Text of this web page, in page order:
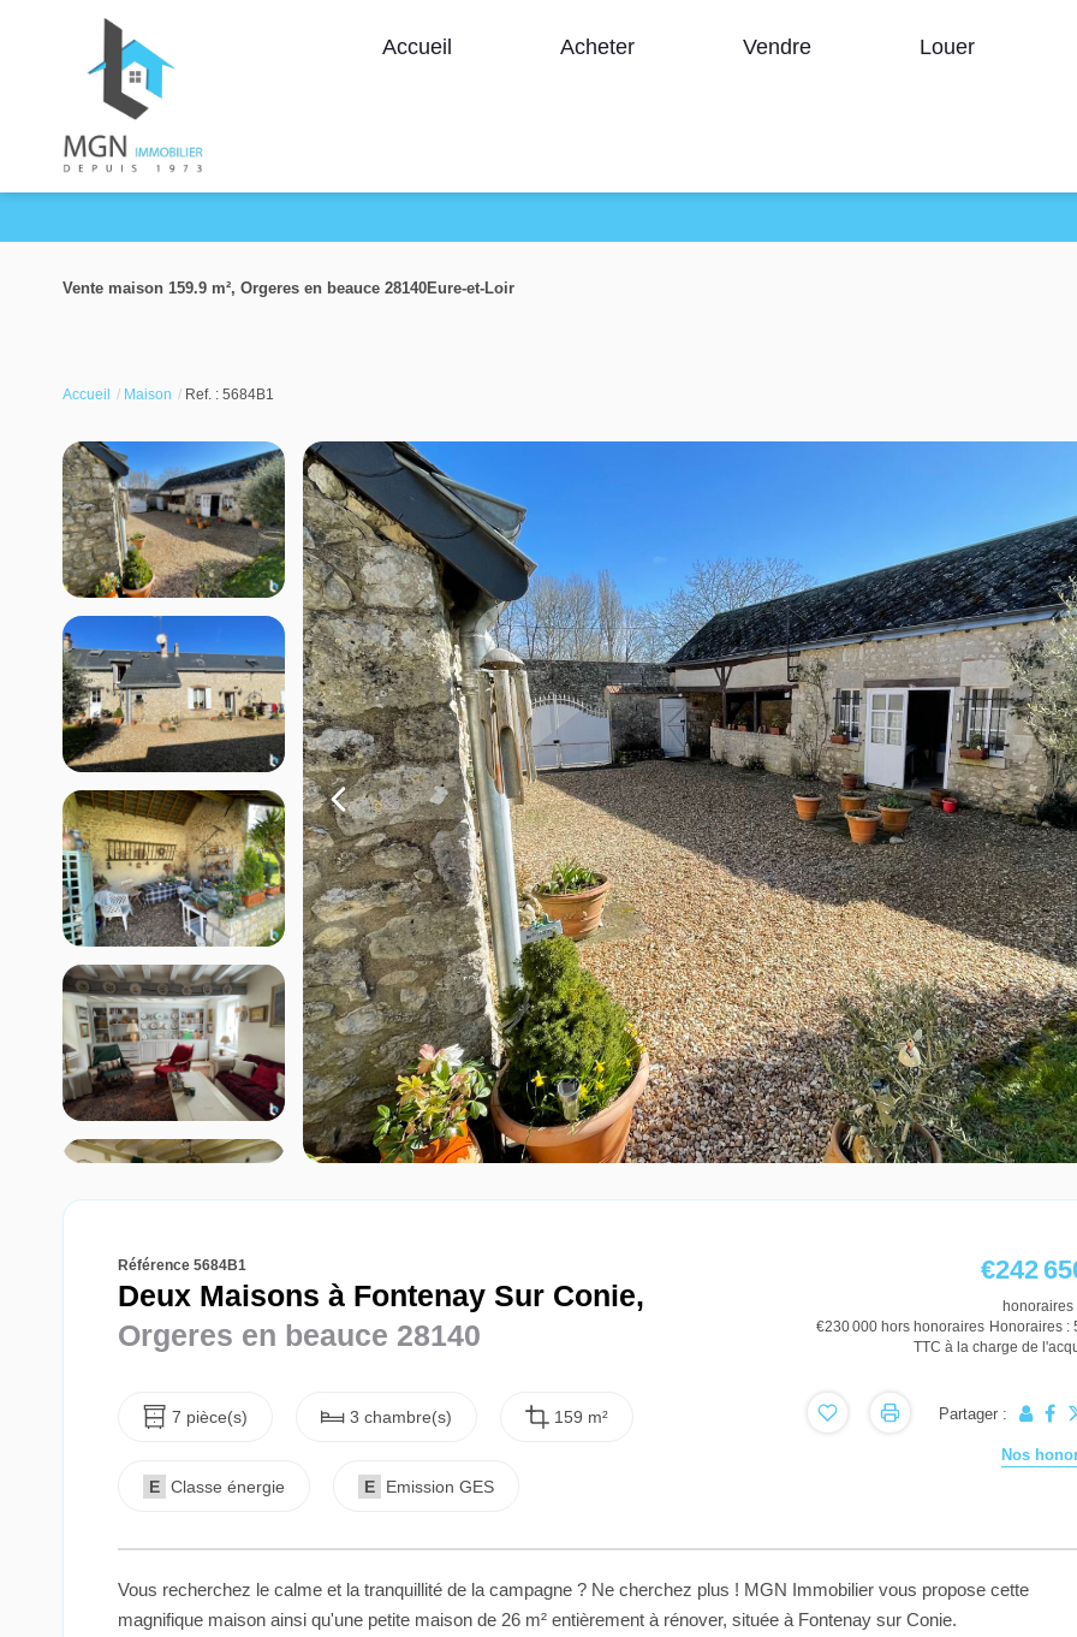
Accueil Acheter Vendre Louer
Vente maison 159.9 m², Orgeres en beauce 28140Eure-et-Loir
Accueil Maison Ref. : 5684B1
Référence 5684B1
Deux Maisons à Fontenay Sur Conie,
Orgeres en beauce 28140
7 pièce(s) 3 chambre(s) 159 m²
E Classe énergie E Emission GES
€242
€230 000 hors honoraires Honoraires :
TTC à la charge de
Partager :
Nos
Vous recherchez le calme et la tranquillité de la campagne ? Ne cherchez plus ! MGN Immobilier vous propose cette
magnifique maison ainsi qu'une petite maison de 26 m² entièrement à rénover, située à Fontenay sur Conie.